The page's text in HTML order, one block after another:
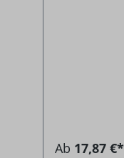
Ab 17,87 €*